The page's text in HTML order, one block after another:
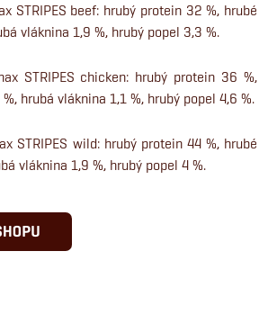
STRIPES beef: hrubý protein 32 %, hrubé
vláknina 1,9 %, hrubý popel 3,3 %.
STRIPES chicken: hrubý protein 36 %,
hrubá vláknina 1,1 %, hrubý popel 4,6 %.
STRIPES wild: hrubý protein 44 %, hrubé
vláknina 1,9 %, hrubý popel 4 %.